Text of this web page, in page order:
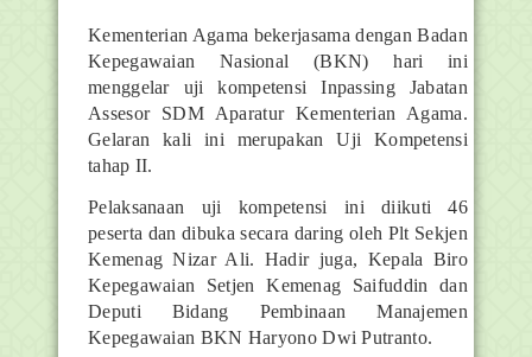
Kementerian Agama bekerjasama dengan Badan
Kepegawaian Nasional (BKN) hari ini
menggelar uji kompetensi Inpassing Jabatan
Assesor SDM Aparatur Kementerian Agama.
Gelaran kali ini merupakan Uji Kompetensi
tahap II.
Pelaksanaan uji kompetensi ini diikuti 46
peserta dan dibuka secara daring oleh Plt Sekjen
Kemenag Nizar Ali. Hadir juga, Kepala Biro
Kepegawaian Setjen Kemenag Saifuddin dan
Deputi Bidang Pembinaan Manajemen
Kepegawaian BKN Haryono Dwi Putranto.